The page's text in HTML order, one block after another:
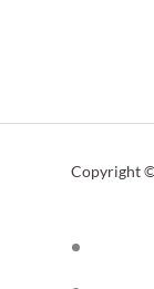
Copyright